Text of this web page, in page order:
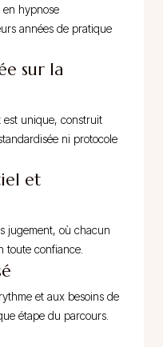
en hypnose
années de pratique
sur la
est unique, construit
ni protocole
et
jugement, où chacun
toute confiance.
et aux besoins de
étape du parcours.